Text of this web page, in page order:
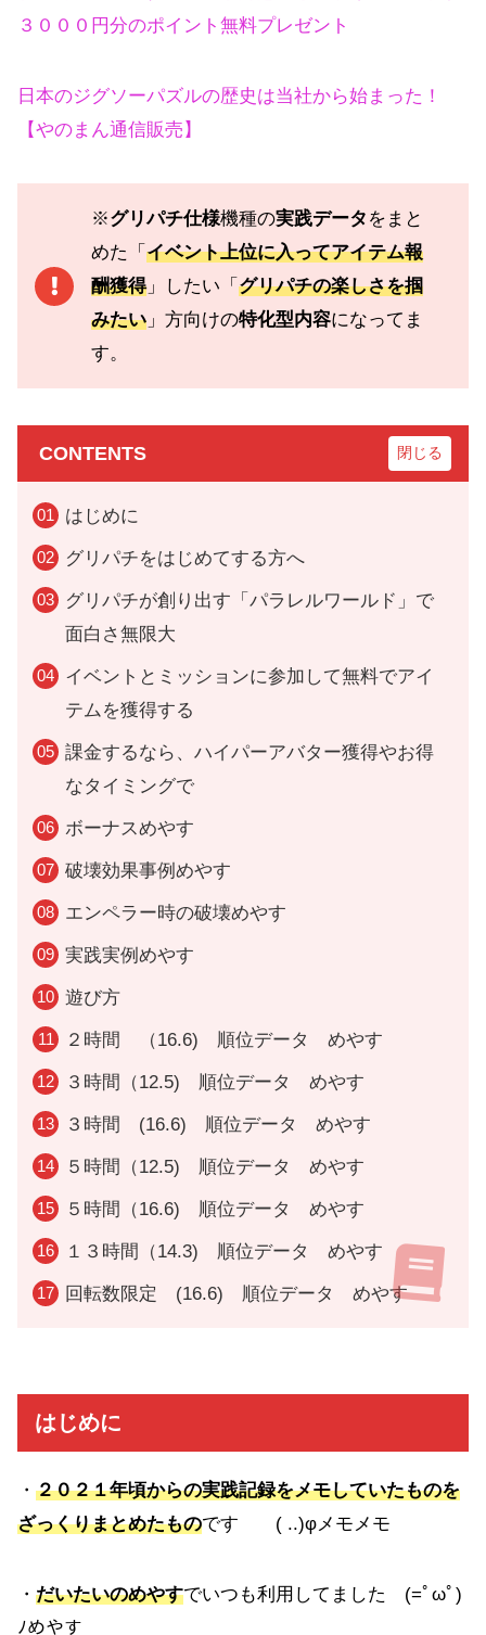
３０００円分のポイント無料プレゼント
日本のジグソーパズルの歴史は当社から始まった！
【やのまん通信販売】
※グリパチ仕様機種の実践データ をまと
めた「 イベント上位に入ってアイテム報
酬獲得」したい「 グリパチの楽しさを掴
みたい 」方向けの特化型内容になってま
す。
CONTENTS
はじめに
グリパチをはじめてする方へ
グリパチが創り出す「パラレルワールド」で
面白さ無限大
イベントとミッションに参加して無料でアイ
テムを獲得する
課金するなら、ハイパーアバター獲得やお得
なタイミングで
ボーナスめやす
破壊効果事例めやす
エンペラー時の破壊めやす
実践実例めやす
遊び方
２時間 （16.6) 順位データ めやす
３時間（12.5) 順位データ めやす
３時間 (16.6) 順位データ めやす
５時間（12.5) 順位データ めやす
５時間（16.6) 順位データ めやす
１３時間（14.3) 順位データ めやす
回転数限定 (16.6) 順位データ めやす
はじめに
・ ２０２１年頃からの実践記録をメモしていたものを
ざっくりまとめたものです ( ..)φメモメモ
・ だいたいのめやすでいつも利用してました (=ﾟωﾟ)
ﾉめやす